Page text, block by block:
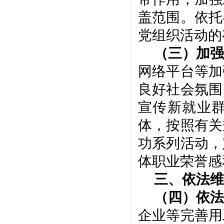
盖范围。依
党组织活动
（三）加
网络平台等
良好社会氛
宣传新就业
体，按照有
功系列活动
体职业荣誉
三、依法
（四）依
企业等完善